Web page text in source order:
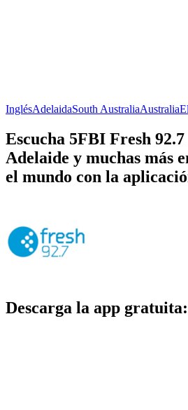
InglésAdelaidaSouth AustraliaAustralia
Escucha 5FBI Fresh
Adelaide y muchas más
el mundo con la
Descarga la app